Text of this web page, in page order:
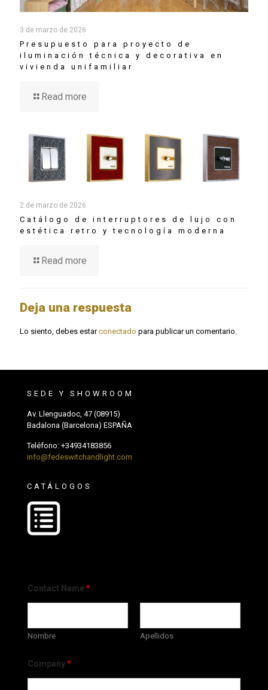
3 de marzo de 2026
Presupuesto para proyecto de
iluminación técnica y decorativa en
vivienda unifamiliar
Read more
2 de marzo de 2026
Catálogo de interruptores de lujo con
estética retro y tecnología moderna
Read more
Deja una respuesta
Lo siento, debes estarconectado para publicar un comentario.
SEDE Y SHOWROOM
Av. Llenguadoc, 47 (08915)
Badalona (Barcelona) ESPAÑA
Teléfono: +34934183856
info@fedeswitchandlight.com
CATÁLOGOS
Contact Name *
Nombre Apellidos
Company*